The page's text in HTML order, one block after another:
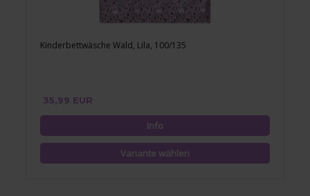
Kinderbettwäsche Wald, Lila, 100/135
35,99 EUR